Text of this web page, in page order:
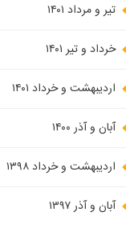
تیر و مرداد ۱۴۰۱
خرداد و تیر ۱۴۰۱
اردیبهشت و خرداد ۱۴۰۱
آبان و آذر ۱۴۰۰
اردیبهشت و خرداد ۱۳۹۸
آبان و آذر ۱۳۹۷